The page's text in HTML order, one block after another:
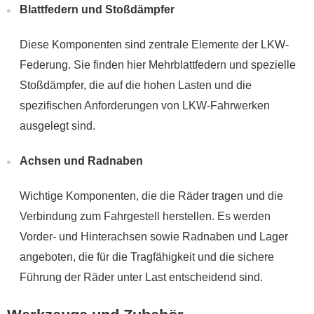
Blattfedern und Stoßdämpfer
Diese Komponenten sind zentrale Elemente der LKW-
Federung. Sie finden hier Mehrblattfedern und spezielle
Stoßdämpfer, die auf die hohen Lasten und die
spezifischen Anforderungen von LKW-Fahrwerken
ausgelegt sind.
Achsen und Radnaben
Wichtige Komponenten, die die Räder tragen und die
Verbindung zum Fahrgestell herstellen. Es werden
Vorder- und Hinterachsen sowie Radnaben und Lager
angeboten, die für die Tragfähigkeit und die sichere
Führung der Räder unter Last entscheidend sind.